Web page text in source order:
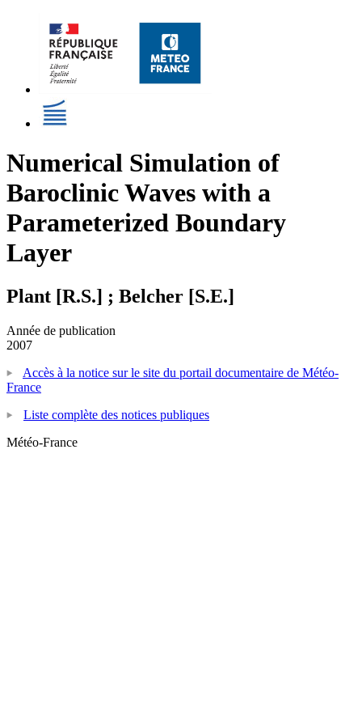
Numerical Simulation of
Baroclinic Waves with a
Parameterized Boundary
Layer
Plant [R.S.] ; Belcher [S.E.]
Année de publication
2007
Accès à la notice sur le site du portail documentaire de Météo-
France
Liste complète des notices publiques
Météo-France